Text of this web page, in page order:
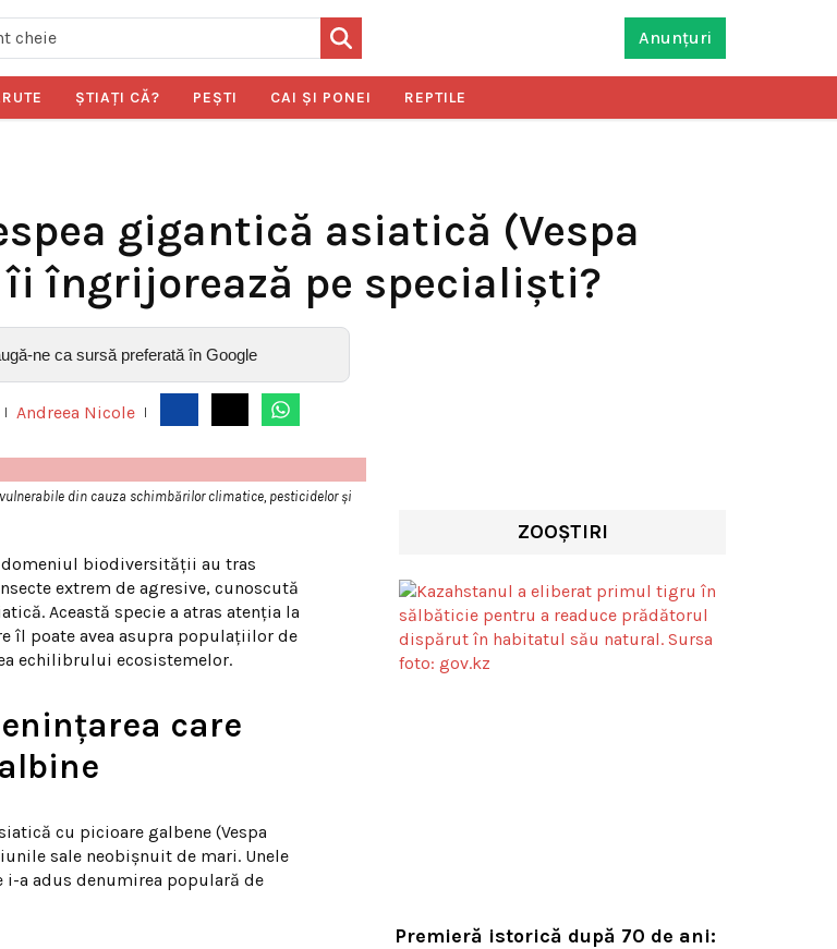
Anunțuri
ŞTIAŢI CĂ? PEŞTI CAI ŞI PONEI REPTILE
gigantică asiatică (Vespa
îi îngrijorează pe specialiști?
ne ca sursă preferată în Google
Andreea Nicole
din cauza schimbărilor climatice, pesticidelor și
biodiversității au tras
extrem de agresive, cunoscută
Această specie a atras atenția la
îl poate avea asupra populațiilor de
echilibrului ecosistemelor.
care
cu picioare galbene (Vespa
sale neobișnuit de mari. Unele
a adus denumirea populară de
ZOOȘTIRI
Premieră istorică după 70 de ani: